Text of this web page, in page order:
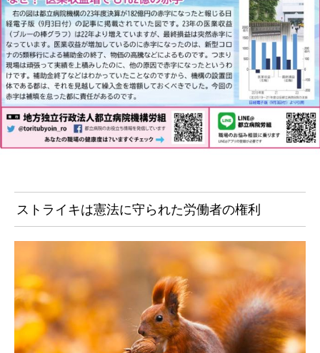
ストライキは憲法に守られた労働者の権利